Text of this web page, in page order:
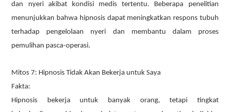
dan nyeri akibat kondisi medis tertentu. Beberapa penelitian
menunjukkan bahwa hipnosis dapat meningkatkan respons tubuh
terhadap pengelolaan nyeri dan membantu dalam proses
pemulihan pasca-operasi.
Mitos 7: Hipnosis Tidak Akan Bekerja untuk Saya
Fakta:
Hipnosis bekerja untuk banyak orang, tetapi tingkat